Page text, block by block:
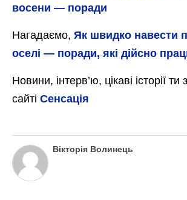
восени — поради
Нагадаємо, Як швидко навести
оселі — поради, які дійсно
Новини, інтерв’ю, цікаві історії
сайті Сенсація
Вікторія Волинець